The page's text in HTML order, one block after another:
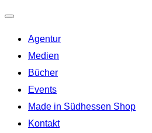
umschalten
Agentur
Medien
Bücher
Events
Made in Südhessen Shop
Kontakt